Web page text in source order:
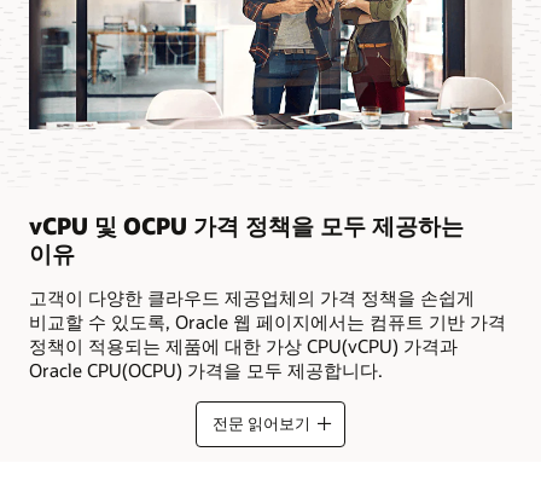
vCPU 및 OCPU 가격 정책을 모두 제공하는
이유
고객이 다양한 클라우드 제공업체의 가격 정책을 손쉽게
비교할 수 있도록, Oracle 웹 페이지에서는 컴퓨트 기반 가격
정책이 적용되는 제품에 대한 가상 CPU(vCPU) 가격과
Oracle CPU(OCPU) 가격을 모두 제공합니다.
전문 읽어보기